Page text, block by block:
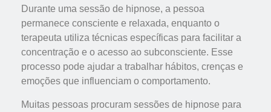
Durante uma sessão de hipnose, a pessoa
permanece consciente e relaxada, enquanto o
terapeuta utiliza técnicas específicas para facilitar a
concentração e o acesso ao subconsciente. Esse
processo pode ajudar a trabalhar hábitos, crenças e
emoções que influenciam o comportamento.
Muitas pessoas procuram sessões de hipnose para